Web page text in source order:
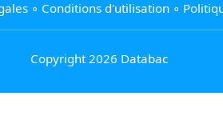
∘ Conditions d'utilisation∘
Copyright 2026 Databac